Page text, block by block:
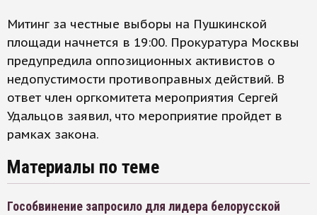
Митинг за честные выборы на Пушкинской
площади начнется в 19:00. Прокуратура Москвы
предупредила оппозиционных активистов о
недопустимости противоправных действий. В
ответ член оргкомитета мероприятия Сергей
Удальцов заявил, что мероприятие пройдет в
рамках закона.
Материалы по теме
Гособвинение запросило для лидера белорусской